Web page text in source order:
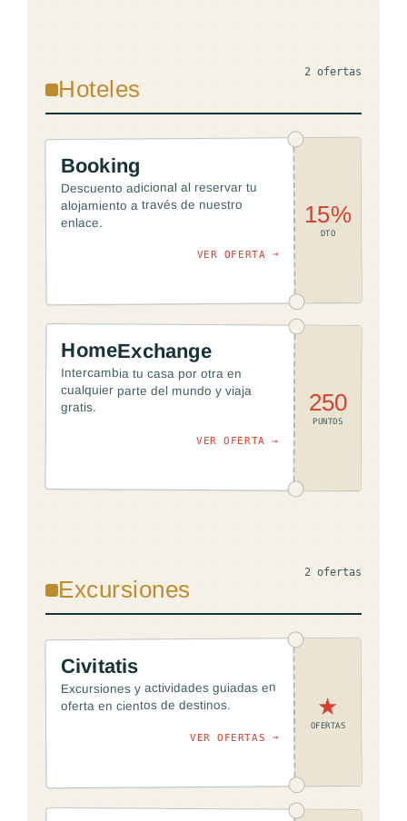
Hoteles
2 ofertas
Booking
Descuento adicional al reservar tu
alojamiento a través de nuestro
enlace.
VER OFERTA →
15%
DTO
HomeExchange
Intercambia tu casa por otra en
cualquier parte del mundo y viaja
gratis.
VER OFERTA →
250
PUNTOS
Excursiones
2 ofertas
Civitatis
Excursiones y actividades guiadas en
oferta en cientos de destinos.
VER OFERTAS →
★
OFERTAS